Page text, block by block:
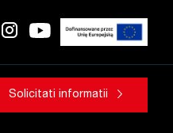
Solicitati informatii